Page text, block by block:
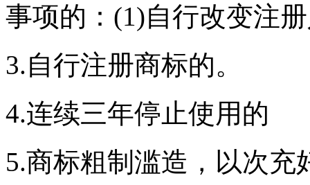
事项的：(1)自行改变注
3.自行注册商标的。
4.连续三年停止使用的
5.商标粗制滥造，以次充